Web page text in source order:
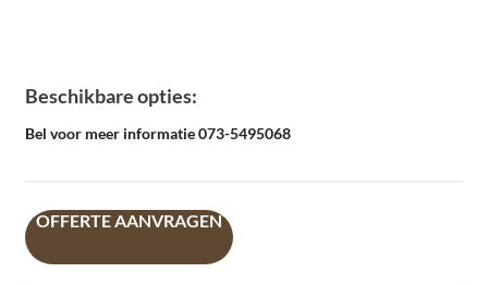
Beschikbare opties:
Bel voor meer informatie 073-5495068
OFFERTE AANVRAGEN